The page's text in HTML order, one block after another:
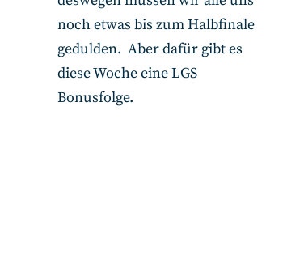
noch etwas bis zum Halbfinale
gedulden. Aber dafür gibt es
diese Woche eine LGS
Bonusfolge.